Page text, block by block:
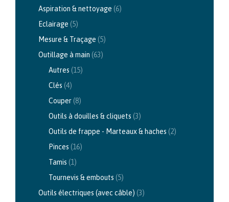
Aspiration & nettoyage (6)
Eclairage (5)
Mesure & Traçage (5)
Outillage à main (63)
Autres (15)
Clés (4)
Couper(8)
Outils à douilles & cliquets (3)
Outils de frappe - Marteaux & haches (2)
Pinces (16)
Tamis (1)
Tournevis & embouts (5)
Outils électriques (avec câble) (3)